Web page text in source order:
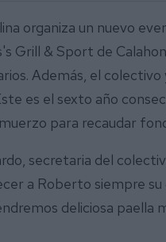
organiza un nuevo
Grill & Sport de
Además, el colectivo
es el sexto año
para recaudar
secretaria del
a Roberto siempre
deliciosa